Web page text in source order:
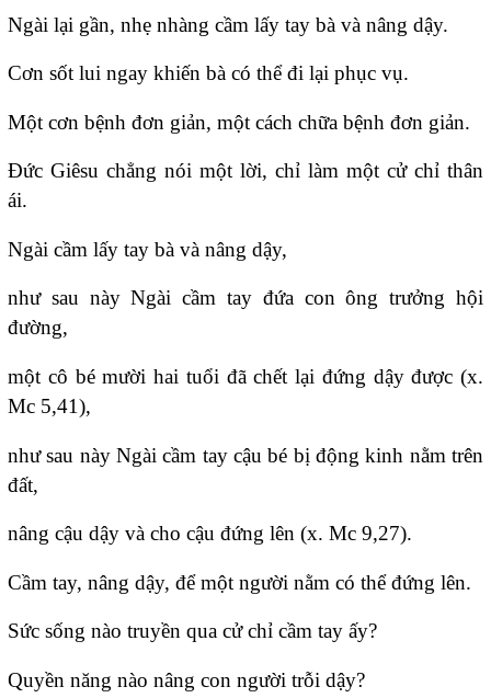
Ngài lại gần, nhẹ nhàng cầm lấy tay bà và nâng dậy.
Cơn sốt lui ngay khiến bà có thể đi lại phục vụ.
Một cơn bệnh đơn giản, một cách chữa bệnh đơn giản.
Ðức Giêsu chẳng nói một lời, chỉ làm một cử chỉ thân
ái.
Ngài cầm lấy tay bà và nâng dậy,
như sau này Ngài cầm tay đứa con ông trưởng hội
đường,
một cô bé mười hai tuổi đã chết lại đứng dậy được (x.
Mc 5,41),
như sau này Ngài cầm tay cậu bé bị động kinh nằm trên
đất,
nâng cậu dậy và cho cậu đứng lên (x. Mc 9,27).
Cầm tay, nâng dậy, để một người nằm có thể đứng lên.
Sức sống nào truyền qua cử chỉ cầm tay ấy?
Quyền năng nào nâng con người trỗi dậy?